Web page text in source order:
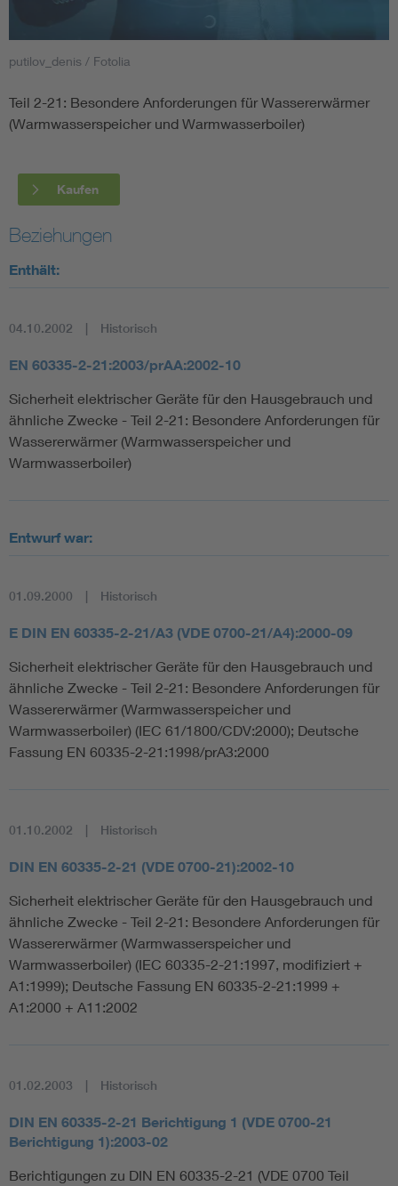
Smart Cities
Blitzschutz: DIN EN 62305 in der Übersicht
Circular Economy für mehr Ressourceneffizienz
Cybersecurity in der Industrieautomatisierung
Elektrofachkraft (EFK)
putilov_denis / Fotolia
Teil 2-21: Besondere Anforderungen für Wassererwärmer
(Warmwasserspeicher und Warmwasserboiler)
Kaufen
Beziehungen
Enthält:
04.10.2002 Historisch
EN 60335-2-21:2003/prAA:2002-10
Sicherheit elektrischer Geräte für den Hausgebrauch und
ähnliche Zwecke - Teil 2-21: Besondere Anforderungen für
Wassererwärmer (Warmwasserspeicher und
Warmwasserboiler)
Entwurf war:
01.09.2000 Historisch
E DIN EN 60335-2-21/A3 (VDE 0700-21/A4):2000-09
Sicherheit elektrischer Geräte für den Hausgebrauch und
ähnliche Zwecke - Teil 2-21: Besondere Anforderungen für
Wassererwärmer (Warmwasserspeicher und
Warmwasserboiler) (IEC 61/1800/CDV:2000); Deutsche
Fassung EN 60335-2-21:1998/prA3:2000
01.10.2002 Historisch
DIN EN 60335-2-21 (VDE 0700-21):2002-10
Sicherheit elektrischer Geräte für den Hausgebrauch und
ähnliche Zwecke - Teil 2-21: Besondere Anforderungen für
Wassererwärmer (Warmwasserspeicher und
Warmwasserboiler) (IEC 60335-2-21:1997, modifiziert +
A1:1999); Deutsche Fassung EN 60335-2-21:1999 +
A1:2000 + A11:2002
01.02.2003 Historisch
DIN EN 60335-2-21 Berichtigung 1 (VDE 0700-21
Berichtigung 1):2003-02
Berichtigungen zu DIN EN 60335-2-21 (VDE 0700 Teil